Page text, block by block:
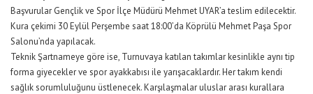
Başvurular Gençlik ve Spor İlçe Müdürü Mehmet UYAR’a teslim edilecektir.
Kura çekimi 30 Eylül Perşembe saat 18:00’da Köprülü Mehmet Paşa Spor
Salonu’nda yapılacak.
Teknik Şartnameye göre ise, Turnuvaya katılan takımlar kesinlikle aynı tip
forma giyecekler ve spor ayakkabısı ile yarışacaklardır. Her takım kendi
sağlık sorumluluğunu üstlenecek. Karşılaşmalar uluslar arası kurallara